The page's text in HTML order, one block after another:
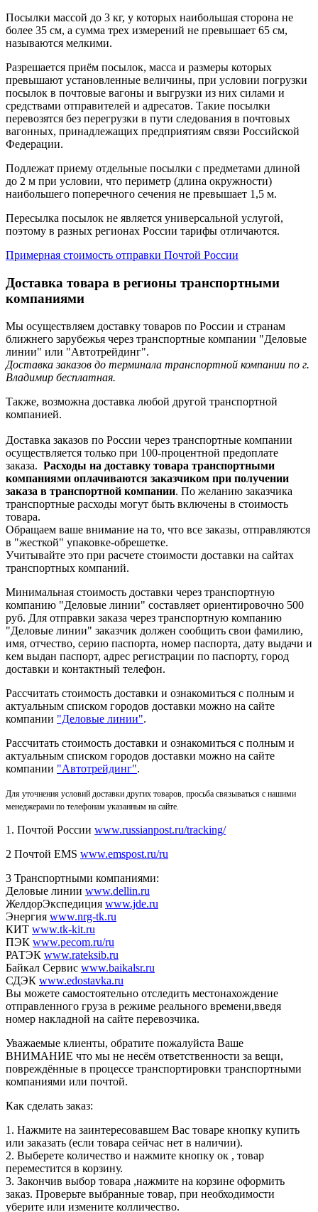
Посылки массой до 3 кг, у которых наибольшая сторона не
более 35 см, а сумма трех измерений не превышает 65 см,
называются мелкими.
Разрешается приём посылок, масса и размеры которых
превышают установленные величины, при условии погрузки
посылок в почтовые вагоны и выгрузки из них силами и
средствами отправителей и адресатов. Такие посылки
перевозятся без перегрузки в пути следования в почтовых
вагонных, принадлежащих предприятиям связи Российской
Федерации.
Подлежат приему отдельные посылки с предметами длиной
до 2 м при условии, что периметр (длина окружности)
наибольшего поперечного сечения не превышает 1,5 м.
Пересылка посылок не является универсальной услугой,
поэтому в разных регионах России тарифы отличаются.
Примерная стоимость отправки Почтой России
Доставка товара в регионы транспортными
компаниями
Мы осуществляем доставку товаров по России и странам
ближнего зарубежья через транспортные компании "Деловые
линии" или "Автотрейдинг".
Доставка заказов до терминала транспортной компании по г.
Владимир бесплатная.
Также, возможна доставка любой другой транспортной
компанией.
Доставка заказов по России через транспортные компании
осуществляется только при 100-процентной предоплате
заказа. Расходы на доставку товара транспортными
компаниями оплачиваются заказчиком при получении
заказа в транспортной компании. По желанию заказчика
транспортные расходы могут быть включены в стоимость
товара.
Обращаем ваше внимание на то, что все заказы, отправляются
в "жесткой" упаковке-обрешетке.
Учитывайте это при расчете стоимости доставки на сайтах
транспортных компаний.
Минимальная стоимость доставки через транспортную
компанию "Деловые линии" составляет ориентировочно 500
руб. Для отправки заказа через транспортную компанию
"Деловые линии" заказчик должен сообщить свои фамилию,
имя, отчество, серию паспорта, номер паспорта, дату выдачи и
кем выдан паспорт, адрес регистрации по паспорту, город
доставки и контактный телефон.
Рассчитать стоимость доставки и ознакомиться с полным и
актуальным списком городов доставки можно на сайте
компании "Деловые линии".
Рассчитать стоимость доставки и ознакомиться с полным и
актуальным списком городов доставки можно на сайте
компании "Автотрейдинг".
Для уточнения условий доставки других товаров, просьба связываться с нашими
менеджерами по телефонам указанным на сайте.
1. Почтой России www.russianpost.ru/tracking/
2 Почтой EMS www.emspost.ru/ru
3 Транспортными компаниями:
Деловые линии www.dellin.ru
ЖелдорЭкспедиция www.jde.ru
Энергия www.nrg-tk.ru
КИТ www.tk-kit.ru
ПЭК www.pecom.ru/ru
РАТЭК www.rateksib.ru
Байкал Сервис www.baikalsr.ru
СДЭК www.edostavka.ru
Вы можете самостоятельно отследить местонахождение
отправленного груза в режиме реального времени,введя
номер накладной на сайте перевозчика.
Уважаемые клиенты, обратите пожалуйста Ваше
ВНИМАНИЕ что мы не несём ответственности за вещи,
повреждённые в процессе транспортировки транспортными
компаниями или почтой.
Как сделать заказ:
1. Нажмите на заинтересовавшем Вас товаре кнопку купить
или заказать (если товара сейчас нет в наличии).
2. Выберете количество и нажмите кнопку ок , товар
переместится в корзину.
3. Закончив выбор товара ,нажмите на корзине оформить
заказ. Проверьте выбранные товар, при необходимости
уберите или измените колличество.